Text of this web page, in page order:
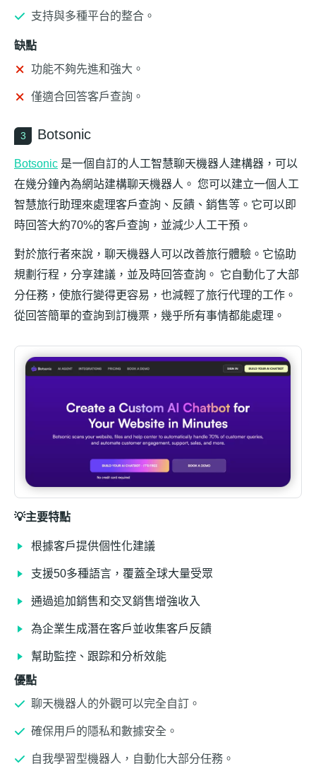
支持與多種平台的整合。
缺點
功能不夠先進和強大。
僅適合回答客戶查詢。
3 Botsonic
Botsonic 是一個自訂的人工智慧聊天機器人建構器，可以
在幾分鐘內為網站建構聊天機器人。 您可以建立一個人工
智慧旅行助理來處理客戶查詢、反饋、銷售等。它可以即
時回答大約70%的客戶查詢，並減少人工干預。
對於旅行者來說，聊天機器人可以改善旅行體驗。它協助
規劃行程，分享建議，並及時回答查詢。 它自動化了大部
分任務，使旅行變得更容易，也減輕了旅行代理的工作。
從回答簡單的查詢到訂機票，幾乎所有事情都能處理。
💡主要特點
根據客戶提供個性化建議
支援50多種語言，覆蓋全球大量受眾
通過追加銷售和交叉銷售增強收入
為企業生成潛在客戶並收集客戶反饋
幫助監控、跟踪和分析效能
優點
聊天機器人的外觀可以完全自訂。
確保用戶的隱私和數據安全。
自我學習型機器人，自動化大部分任務。